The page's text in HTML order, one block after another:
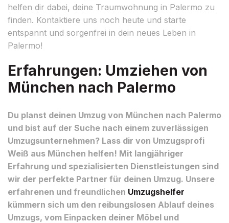
helfen dir dabei, deine Traumwohnung in Palermo zu
finden. Kontaktiere uns noch heute und starte
entspannt und sorgenfrei in dein neues Leben in
Palermo!
Erfahrungen: Umziehen von
München nach Palermo
Du planst deinen Umzug von München nach Palermo
und bist auf der Suche nach einem zuverlässigen
Umzugsunternehmen? Lass dir von Umzugsprofi
Weiß aus München helfen! Mit langjähriger
Erfahrung und spezialisierten Dienstleistungen sind
wir der perfekte Partner für deinen Umzug. Unsere
erfahrenen und freundlichen Umzugshelfer
kümmern sich um den reibungslosen Ablauf deines
Umzugs, vom Einpacken deiner Möbel und